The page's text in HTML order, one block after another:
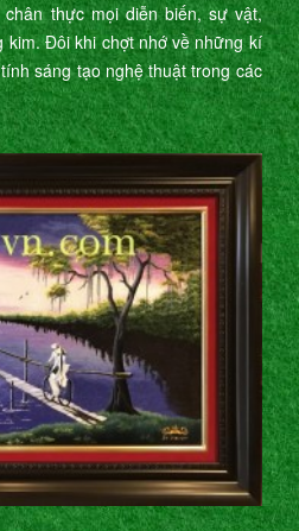
thực mọi diễn biến, sự vật,
kim. Đôi khi chợt nhớ về những kí
sáng tạo nghệ thuật trong các